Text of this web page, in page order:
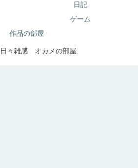
日記
ゲーム
作品の部屋
々雑感 オカメの部屋.